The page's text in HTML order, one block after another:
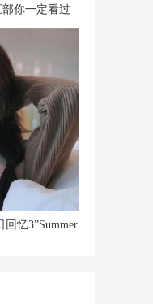
你一定看过
忆3”Summer